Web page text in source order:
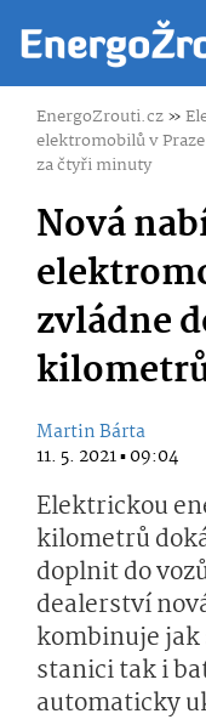
EnergoZrouti.cz»
elektromobilů v
za čtyři minuty
Nová
zvládne
Martin Bárta
11. 5. 2021 ▪ 09:04
Elektrickou
kilometrů
doplnit do
dealerství
kombinuje
stanici tak i
automaticky